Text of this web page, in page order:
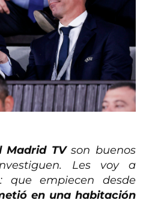
Madrid TVson buenos
Les voy a
que empiecen desde
en una habitación